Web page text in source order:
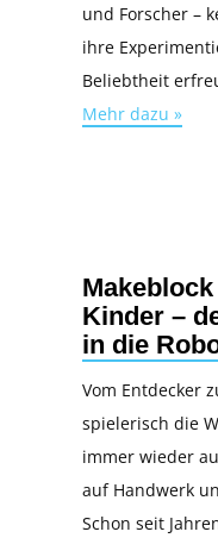
und Forscher –
ihre
Beliebtheit
Mehr dazu »
Kinder –
in die
Vom Entdecker
spielerisch die
immer wieder
auf Handwerk
Schon seit